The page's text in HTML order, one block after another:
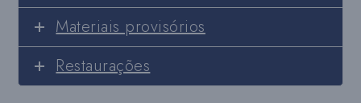
Materiais provisórios
Restaurações